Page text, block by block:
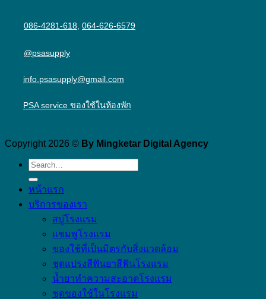
086-4281-618, 064-626-6579
@psasupply
info.psasupply@gmail.com
PSA service ของใช้ในห้องพัก
Copyright 2026 © By Mingketar Digital Agency
หน้าแรก
บริการของเรา
สบู่โรงแรม
แชมพูโรงแรม
ของใช้ที่เป็นมิตรกับสิ่งแวดล้อม
ชุดแปรงสีฟันยาสีฟันโรงแรม
น้ำยาทำความสะอาดโรงแรม
ชุดของใช้ในโรงแรม